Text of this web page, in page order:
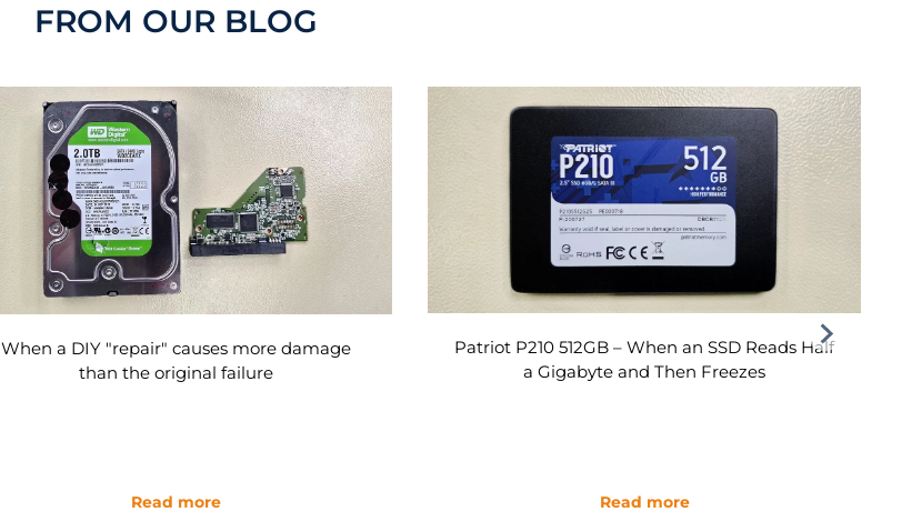
FROM OUR BLOG
When a DIY "repair" causes more damage
than the original failure
Read more
Patriot P210 512GB – When an SSD Reads Half
a Gigabyte and Then Freezes
Read more